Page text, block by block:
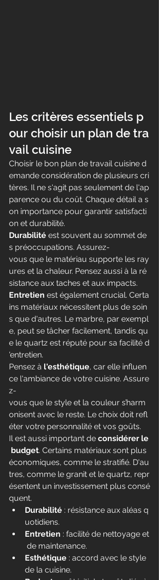
Les critères essentiels p
our choisir un plan de tra
vail cuisine
Choisir le bon plan de travail cuisine d
emande considération de plusieurs cri
tères. Il ne s'agit pas seulement de l'ap
parence ou du coût. Chaque détail a s
on importance pour garantir satisfacti
on et durabilité.
Durabilité est souvent au sommet de
s préoccupations. Assurez-
vous que le matériau supporte les ray
ures et la chaleur. Pensez aussi à la ré
sistance aux taches et aux impacts.
Entretien est également crucial. Certa
ins matériaux nécessitent plus de soin
s que d'autres. Le marbre, par exempl
e, peut se tâcher facilement, tandis qu
e le quartz est réputé pour sa facilité d
'entretien.
Pensez à l'esthétique, car elle influen
ce l'ambiance de votre cuisine. Assure
z-
vous que le style et la couleur s’harm
onisent avec le reste. Le choix doit refl
éter votre personnalité et vos goûts.
Il est aussi important de considérer le
budget. Certains matériaux sont plus
économiques, comme le stratifié. D'au
tres, comme le granit et le quartz, repr
ésentent un investissement plus consé
quent.
Durabilité : résistance aux aléas q
uotidiens.
Entretien : facilité de nettoyage et
de maintenance.
Esthétique : accord avec le style
de la cuisine.